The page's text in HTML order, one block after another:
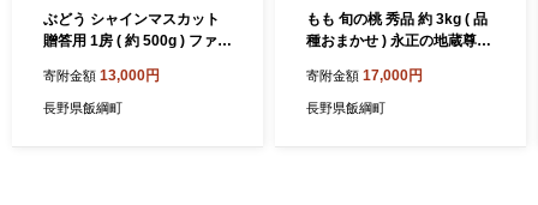
ぶどう シャインマスカット
贈答用 1房 ( 約 500g ) ファー
26年9月中旬頃から2026年1
0月上旬頃まで順次発送予定
寄附金額 13,000円
長野県飯綱町
もも 旬の桃 秀品 約 3kg ( 品
種おまかせ ) 永正の地蔵尊神
26年8月中旬頃から2026年9
月上旬頃まで順次発送予定
寄附金額 17,000円
長野県飯綱町